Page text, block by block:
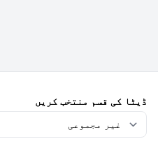
ڈیٹا کی قسم منتخب کریں